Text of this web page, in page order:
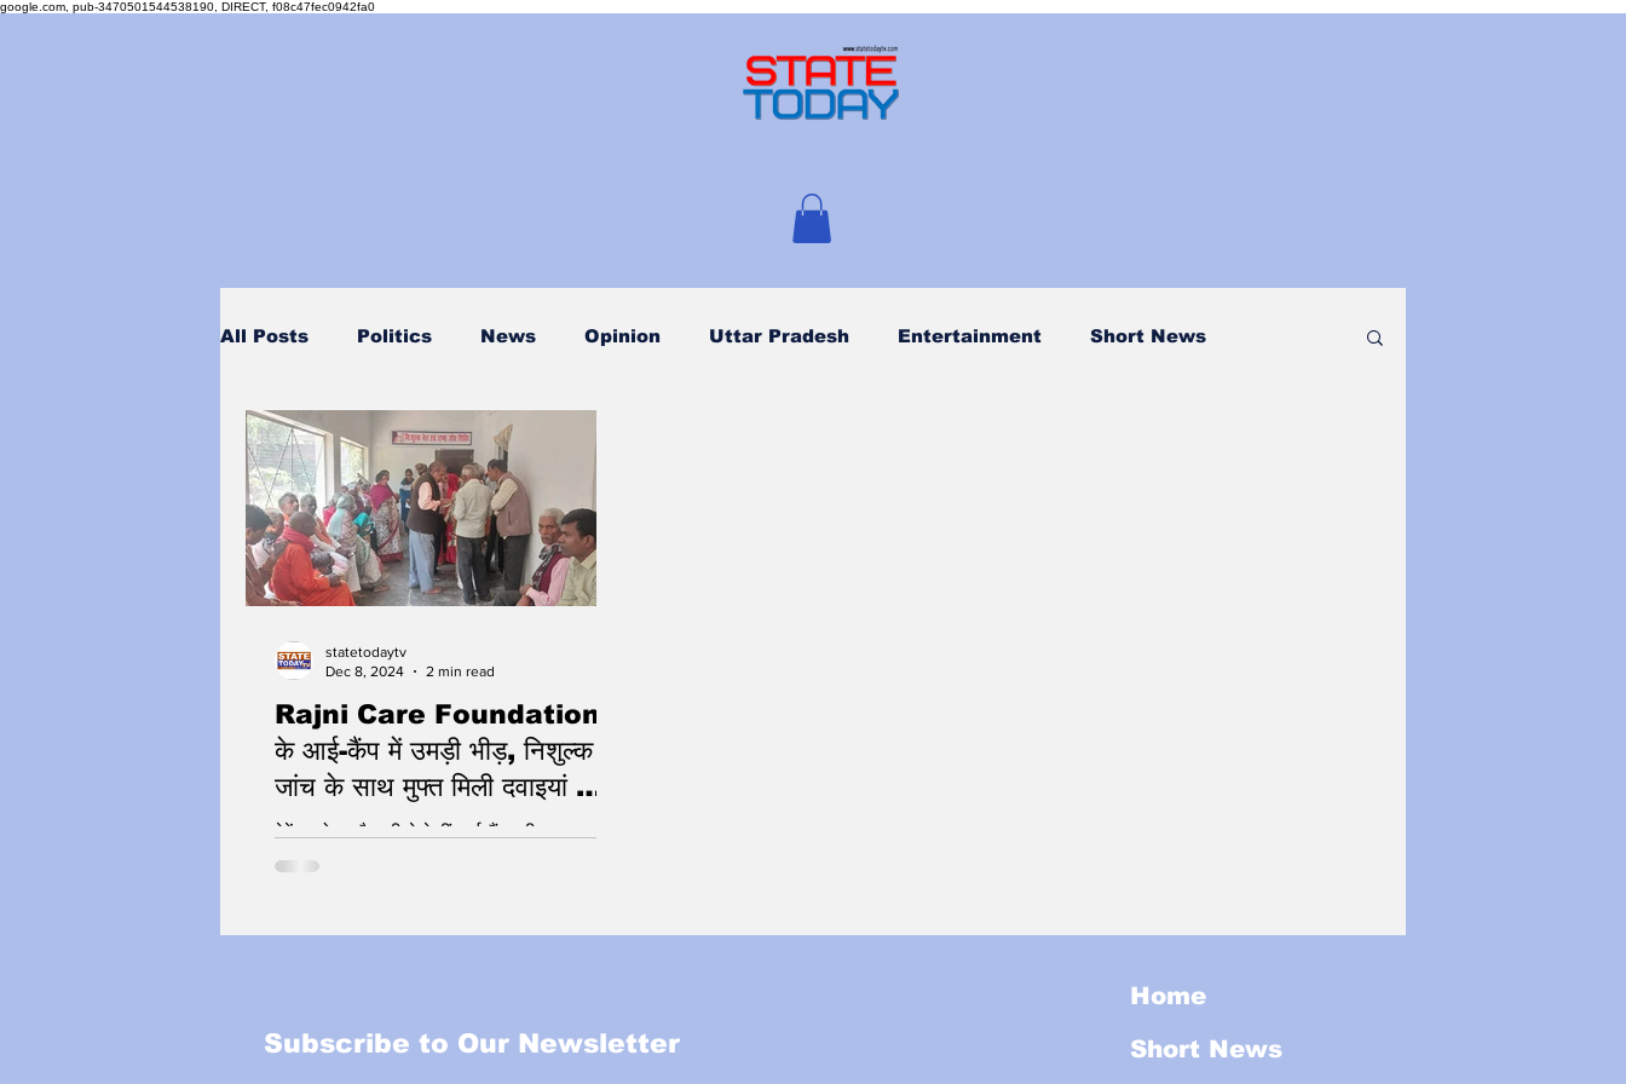
google.com, pub-3470501544538190, DIRECT, f08c47fec0942fa0
All Posts Politics News Opinion Uttar Pradesh Entertainment Short News
Personality
Rajni Care Foundation
के आई-कैंप में उमड़ी भीड़, निशुल्क
जांच के साथ मुफ्त मिली दवाइयां और
चश्मे
देवेंद्र मोहन भैयाजी ने देखीं आई-कैंप की व्यवस्थाएं,
संगत को दिया सत्संग
statetodaytv
Dec 8, 2024
2 min read
Subscribe to Our Newsletter
Home
Short News